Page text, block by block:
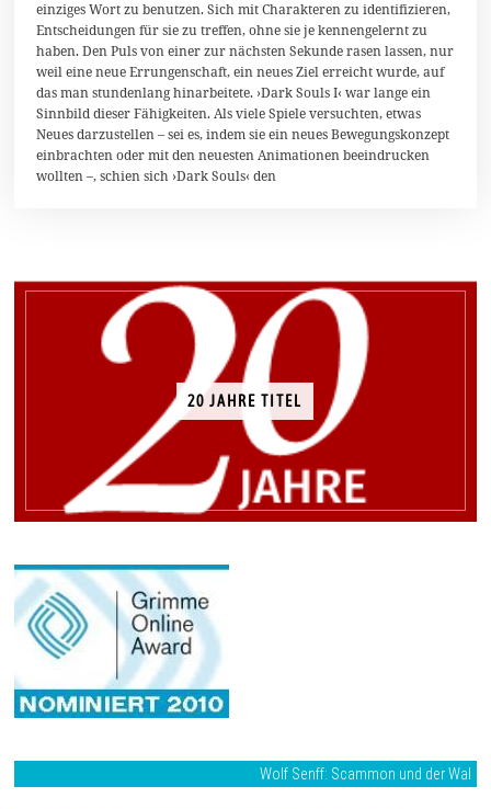
p
r
l
2
0
6
einziges Wort zu benutzen. Sich mit Charakteren zu identifizieren,
Entscheidungen für sie zu treffen, ohne sie je kennengelernt zu
haben. Den Puls von einer zur nächsten Sekunde rasen lassen, nur
weil eine neue Errungenschaft, ein neues Ziel erreicht wurde, auf
das man stundenlang hinarbeitete. ›Dark Souls I‹ war lange ein
Sinnbild dieser Fähigkeiten. Als viele Spiele versuchten, etwas
Neues darzustellen – sei es, indem sie ein neues Bewegungskonzept
einbrachten oder mit den neuesten Animationen beeindrucken
wollten –, schien sich ›Dark Souls‹ den
20 JAHRE TITEL
Wolf Senff: Scammon und der Wal